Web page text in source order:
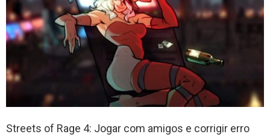
Streets of Rage 4: Jogar com amigos e corrigir erro